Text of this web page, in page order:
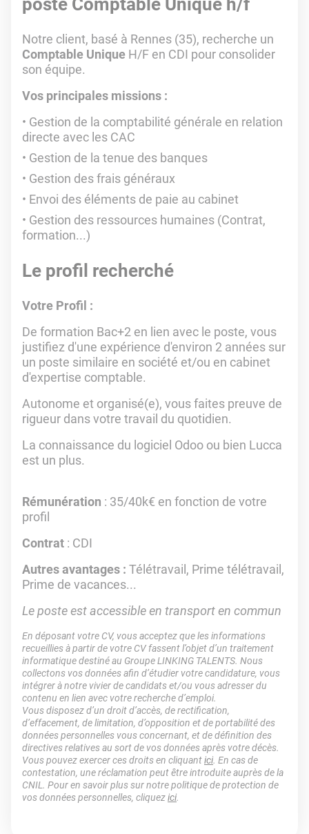
poste Comptable Unique h/f
Notre client, basé à Rennes (35), recherche un
Comptable Unique H/F en CDI pour consolider
son équipe.
Vos principales missions :
Gestion de la comptabilité générale en relation
directe avec les CAC
Gestion de la tenue des banques
Gestion des frais généraux
Envoi des éléments de paie au cabinet
Gestion des ressources humaines (Contrat,
formation...)
Le profil recherché
Votre Profil :
De formation Bac+2 en lien avec le poste, vous
justifiez d'une expérience d'environ 2 années sur
un poste similaire en société et/ou en cabinet
d'expertise comptable.
Autonome et organisé(e), vous faites preuve de
rigueur dans votre travail du quotidien.
La connaissance du logiciel Odoo ou bien Lucca
est un plus.
Rémunération : 35/40k€ en fonction de votre
profil
Contrat : CDI
Autres avantages : Télétravail, Prime télétravail,
Prime de vacances...
Le poste est accessible en transport en commun
En déposant votre CV, vous acceptez que les informations
recueillies à partir de votre CV fassent l’objet d’un traitement
informatique destiné au Groupe LINKING TALENTS. Nous
collectons vos données afin d’étudier votre candidature, vous
intégrer à notre vivier de candidats et/ou vous adresser du
contenu en lien avec votre recherche d’emploi.
Vous disposez d’un droit d’accès, de rectification,
d’effacement, de limitation, d’opposition et de portabilité des
données personnelles vous concernant, et de définition des
directives relatives au sort de vos données après votre décès.
Vous pouvez exercer ces droits en cliquantici. En cas de
contestation, une réclamation peut être introduite auprès de la
CNIL. Pour en savoir plus sur notre politique de protection de
vos données personnelles, cliquezici.